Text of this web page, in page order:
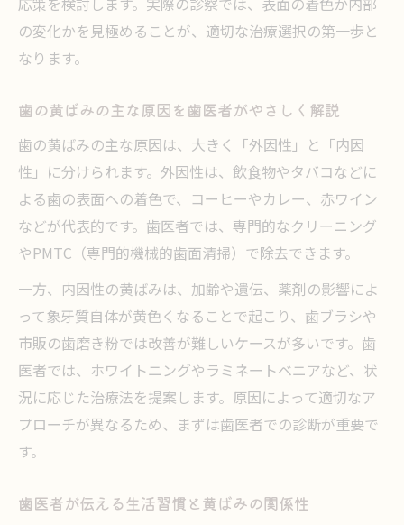
歯医者も注目するドラッグストアアイテム
落とし
歯医者が伝える歯磨き粉選びのコツと注意
点
ホワイトニングとクリーニングの違い比較
歯医者が解説ホワイトニングとクリーニン
グの違い
歯の黄ばみ対策で歯医者が勧める選択ポイ
ント
歯医者で分かるクリーニングの具体的な効
果とは
歯医者監修ホワイトニング施術の特徴と注
意点
コツ
の変化かを見極めることが、適切な治療選択の第一歩と
なります。
歯の黄ばみの主な原因を歯医者がやさしく解説
歯の黄ばみの主な原因は、大きく「外因性」と「内因
性」に分けられます。外因性は、飲食物やタバコなどに
よる歯の表面への着色で、コーヒーやカレー、赤ワイン
などが代表的です。歯医者では、専門的なクリーニング
やPMTC（専門的機械的歯面清掃）で除去できます。
一方、内因性の黄ばみは、加齢や遺伝、薬剤の影響によ
って象牙質自体が黄色くなることで起こり、歯ブラシや
市販の歯磨き粉では改善が難しいケースが多いです。歯
医者では、ホワイトニングやラミネートベニアなど、状
況に応じた治療法を提案します。原因によって適切なア
プローチが異なるため、まずは歯医者での診断が重要で
す。
歯医者が伝える生活習慣と黄ばみの関係性